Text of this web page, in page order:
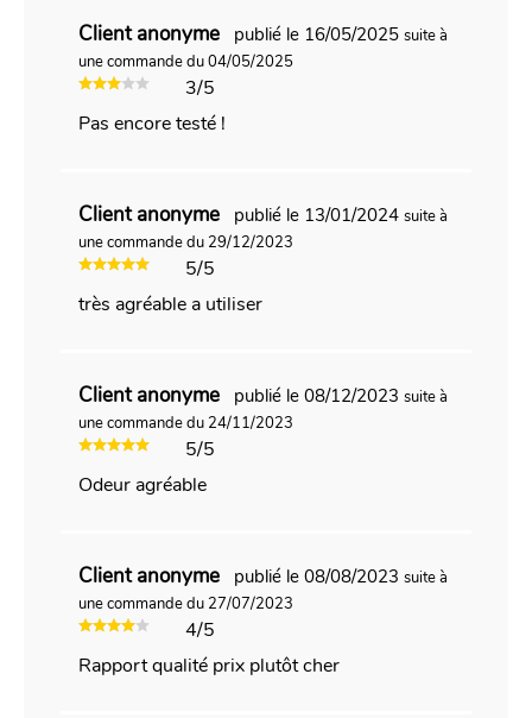
Client anonyme publié le 16/05/2025 suite à
une commande du 04/05/2025
3/5
Pas encore testé !
Client anonyme publié le 13/01/2024 suite à
une commande du 29/12/2023
5/5
très agréable a utiliser
Client anonyme publié le 08/12/2023 suite à
une commande du 24/11/2023
5/5
Odeur agréable
Client anonyme publié le 08/08/2023 suite à
une commande du 27/07/2023
4/5
Rapport qualité prix plutôt cher